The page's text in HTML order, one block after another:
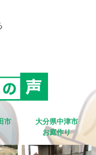
市
大分県中津市
お庭作り